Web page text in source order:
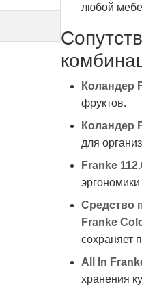
любой
Коландер
фруктов.
Коландер
для
Franke
эргономики
Средство
Franke
сохраняет
All In
хранения